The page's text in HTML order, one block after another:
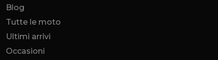
Blog
Tutte le moto
Ultimi arrivi
Occasioni